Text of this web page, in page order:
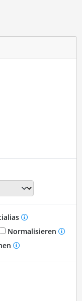
Normalisieren